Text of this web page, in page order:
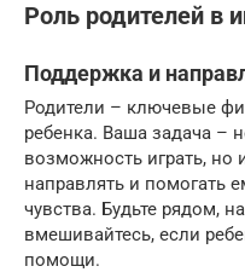
Роль родителей в
Поддержка и
Родители – ключевые
ребенка. Ваша задача –
возможность играть, но
направлять и помогать
чувства. Будьте рядом,
вмешивайтесь, если
помощи.